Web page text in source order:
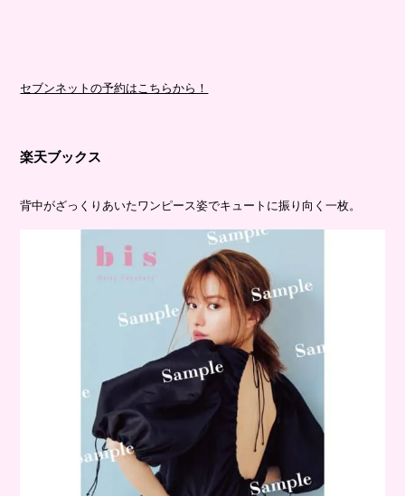
セブンネットの予約はこちらから！
楽天ブックス
背中がざっくりあいたワンピース姿でキュートに振り向く一枚。